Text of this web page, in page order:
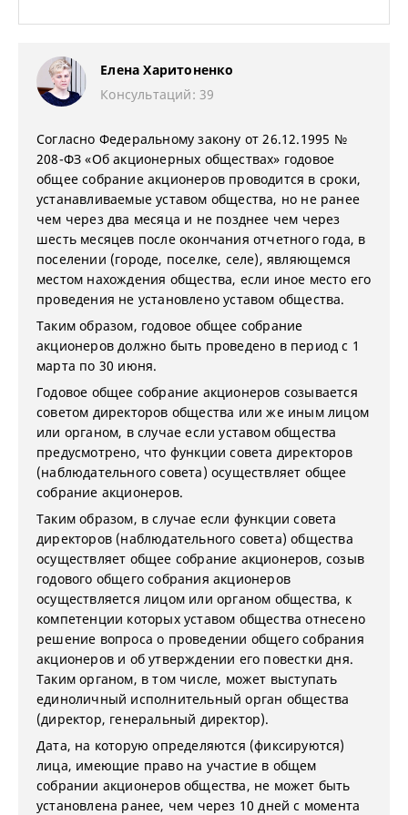
Елена Харитоненко
Консультаций: 39
Согласно Федеральному закону от 26.12.1995 №
208-ФЗ «Об акционерных обществах» годовое
общее собрание акционеров проводится в сроки,
устанавливаемые уставом общества, но не ранее
чем через два месяца и не позднее чем через
шесть месяцев после окончания отчетного года, в
поселении (городе, поселке, селе), являющемся
местом нахождения общества, если иное место его
проведения не установлено уставом общества.
Таким образом, годовое общее собрание
акционеров должно быть проведено в период с 1
марта по 30 июня.
Годовое общее собрание акционеров созывается
советом директоров общества или же иным лицом
или органом, в случае если уставом общества
предусмотрено, что функции совета директоров
(наблюдательного совета) осуществляет общее
собрание акционеров.
Таким образом, в случае если функции совета
директоров (наблюдательного совета) общества
осуществляет общее собрание акционеров, созыв
годового общего собрания акционеров
осуществляется лицом или органом общества, к
компетенции которых уставом общества отнесено
решение вопроса о проведении общего собрания
акционеров и об утверждении его повестки дня.
Таким органом, в том числе, может выступать
единоличный исполнительный орган общества
(директор, генеральный директор).
Дата, на которую определяются (фиксируются)
лица, имеющие право на участие в общем
собрании акционеров общества, не может быть
установлена ранее, чем через 10 дней с момента